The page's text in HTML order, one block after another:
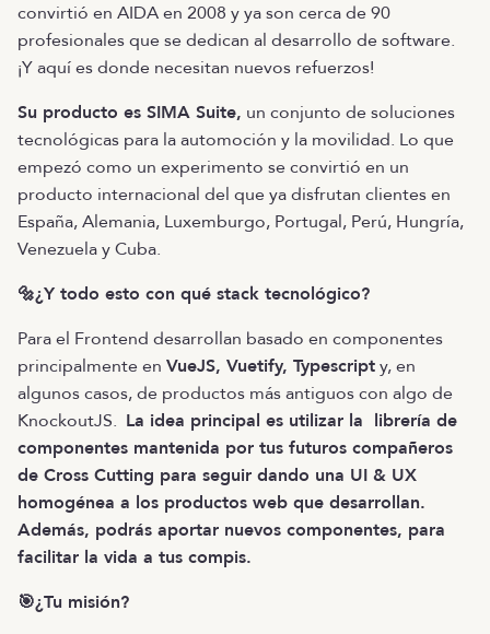
convirtió en AIDA en 2008 y ya son cerca de 90
profesionales que se dedican al desarrollo de software.
¡Y aquí es donde necesitan nuevos refuerzos!
Su producto es SIMA Suite, un conjunto de soluciones
tecnológicas para la automoción y la movilidad. Lo que
empezó como un experimento se convirtió en un
producto internacional del que ya disfrutan clientes en
España, Alemania, Luxemburgo, Portugal, Perú, Hungría,
Venezuela y Cuba.
🔩¿Y todo esto con qué stack tecnológico?
Para el Frontend desarrollan basado en componentes
principalmente en VueJS, Vuetify, Typescripty, en
algunos casos, de productos más antiguos con algo de
KnockoutJS. La idea principal es utilizar la librería de
componentes mantenida por tus futuros compañeros
de Cross Cutting para seguir dando una UI & UX
homogénea a los productos web que desarrollan.
Además, podrás aportar nuevos componentes, para
facilitar la vida a tus compis.
🎯¿Tu misión?